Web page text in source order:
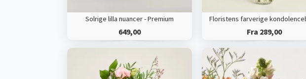
Solrige lilla nuancer - Premium
649,00 Fra 289,00